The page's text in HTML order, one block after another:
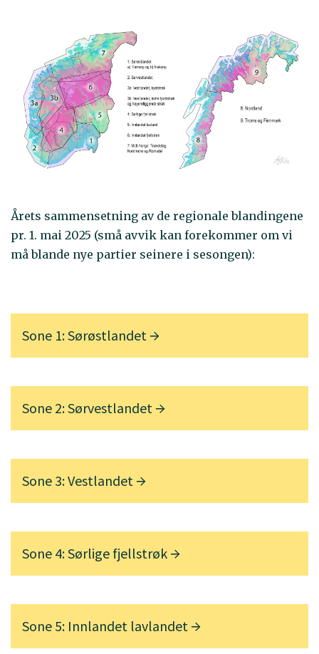
Årets sammensetning av de regionale blandingene
pr. 1. mai 2025 (små avvik kan forekommer om vi
må blande nye partier seinere i sesongen):
Sone 1: Sørøstlandet
Sone 2: Sørvestlandet
Sone 3: Vestlandet
Sone 4: Sørlige fjellstrøk
Sone 5: Innlandet lavlandet